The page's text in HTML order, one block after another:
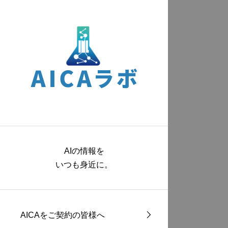
AIの情報を
いつも身近に。
AICAをご契約の皆様へ